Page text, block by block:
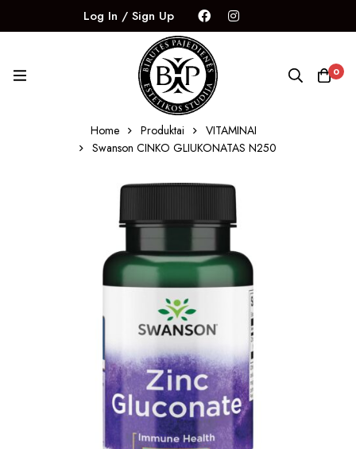
Log In / Sign Up
0
Home Produktai
VITAMINAI
Swanson CINKO GLIUKONATAS N250